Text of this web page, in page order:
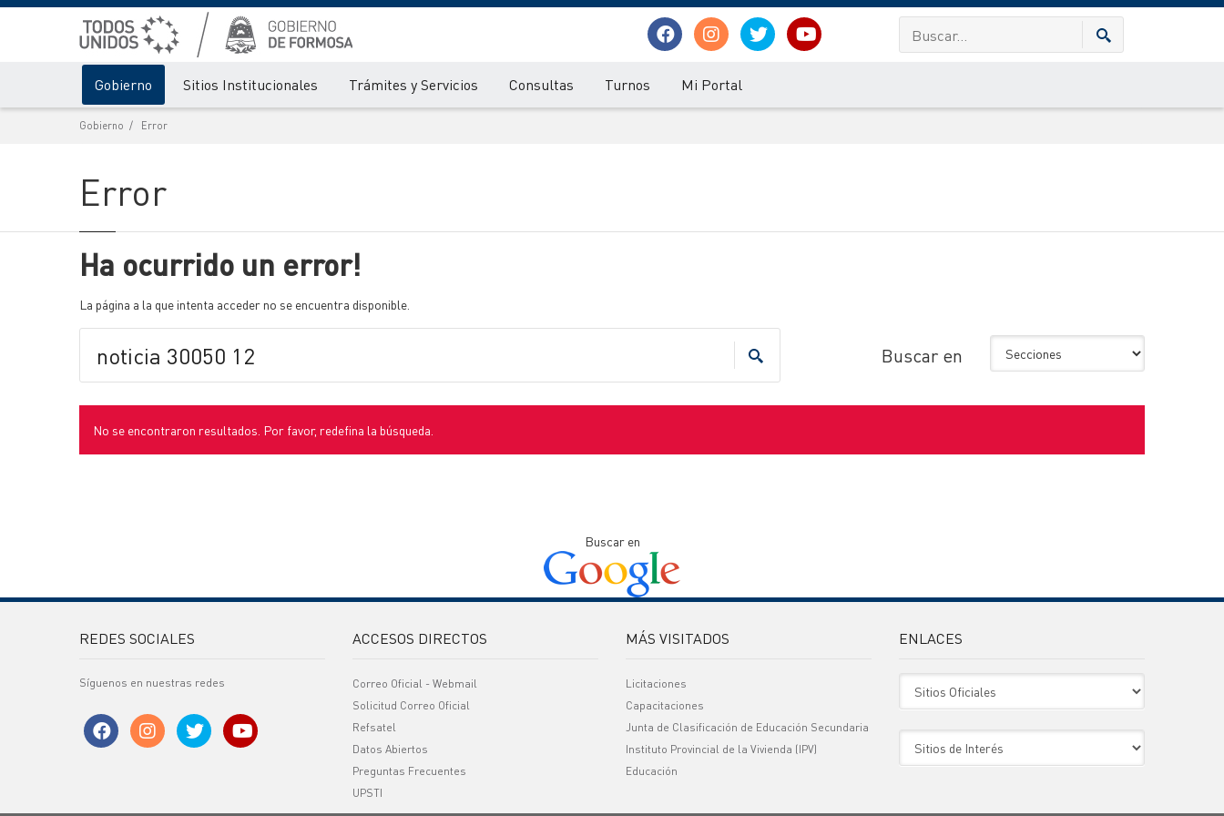
Gobierno Sitios Institucionales Trámites y Servicios Consultas Turnos Mi Portal
Gobierno Error
Error
Ha ocurrido un error!
La página a la que intenta acceder no se encuentra disponible.
Buscar en
No se encontraron resultados. Por favor, redefina la búsqueda.
Buscar en
REDES SOCIALES
Síguenos en nuestras redes
ACCESOS DIRECTOS
Correo Oficial - Webmail
Solicitud Correo Oficial
Refsatel
Datos Abiertos
Preguntas Frecuentes
UPSTI
MÁS VISITADOS
Licitaciones
Capacitaciones
Junta de Clasificación de Educación Secundaria
Instituto Provincial de la Vivienda (IPV)
Educación
ENLACES